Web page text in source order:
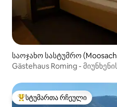
საოჯახო სასტუმრო
Gästehaus Roming -
სტუმართა რჩეული მოწინავე
სტუმართა რჩეული